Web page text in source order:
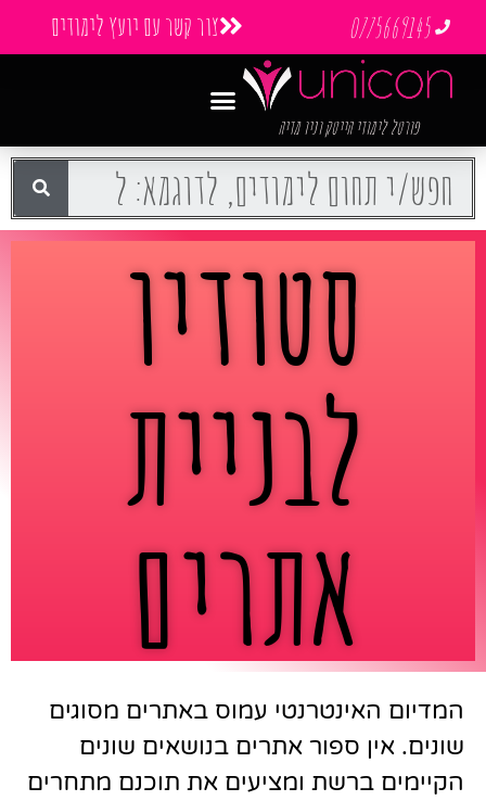
0775669145 צור קשר עם יועץ לימודים
פורטל לימודי הייטק וניו מדיה
סטודיו
לבניית
אתרים
המדיום האינטרנטי עמוס באתרים מסוגים
שונים. אין ספור אתרים בנושאים שונים
הקיימים ברשת ומציעים את תוכנם מתחרים